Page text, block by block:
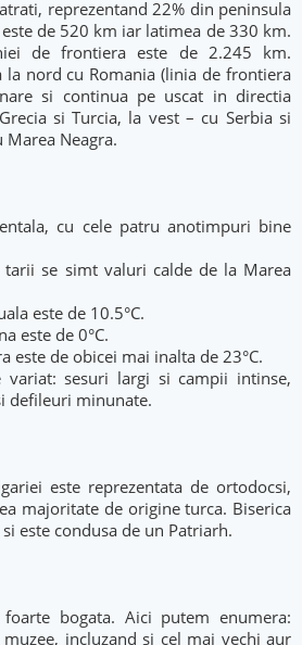
reprezentand 22% din peninsula
de 520 km iar latimea de 330 km.
de frontiera este de 2.245 km.
la nord cu Romania (linia de frontiera
si continua pe uscat in directia
si Turcia, la vest – cu Serbia si
Marea Neagra.
cu cele patru anotimpuri bine
se simt valuri calde de la Marea
este de 10.5°C.
este de 0°C.
este de obicei mai inalta de 23°C.
variat: sesuri largi si campii intinse,
defileuri minunate.
este reprezentata de ortodocsi,
majoritate de origine turca. Biserica
este condusa de un Patriarh.
bogata. Aici putem enumera:
incluzand si cel mai vechi aur